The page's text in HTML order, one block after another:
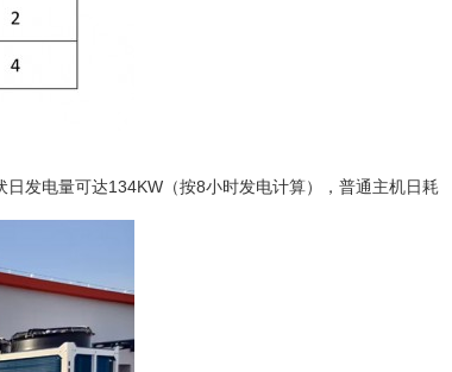
发电量可达134KW（按8小时发电计算），普通主机日耗